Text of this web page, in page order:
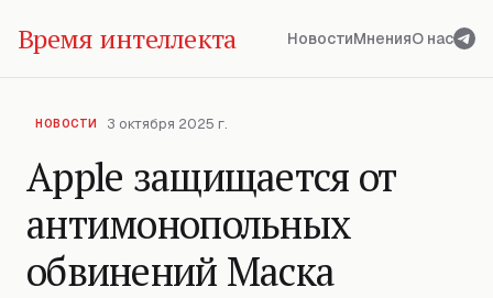
Время интеллекта НовостиМненияО нас
НОВОСТИ 3 октября 2025 г.
Apple защищается от
антимонопольных
обвинений Маска